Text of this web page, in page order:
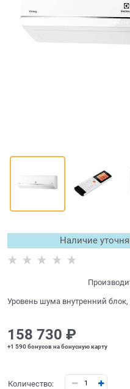
Наличие
Уровень шума внутренний блок,
158 730 ₽
+1 590 бонусов на бонусную карту
Количество: